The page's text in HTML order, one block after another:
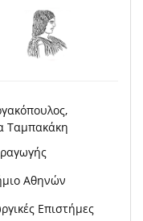
Ταμπακάκη
Αθηνών
Επιστήμες